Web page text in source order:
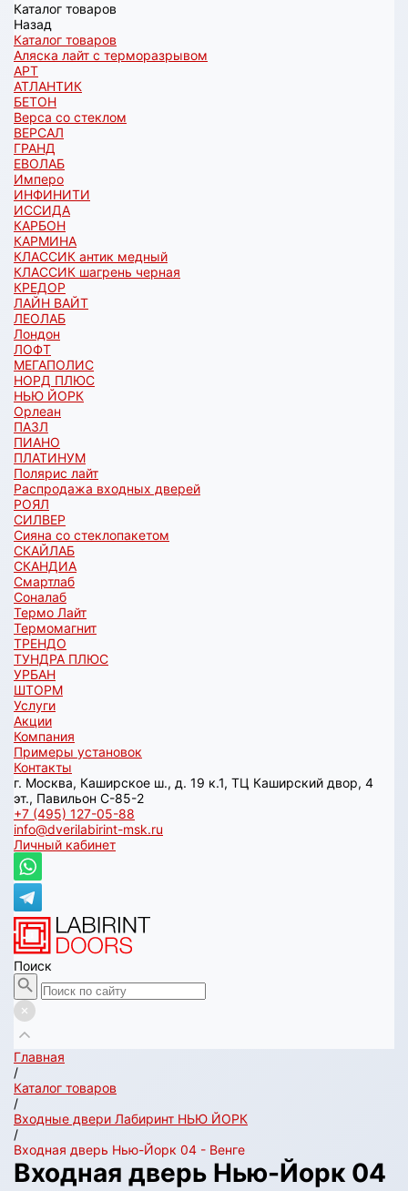
Каталог товаров
Назад
Каталог товаров
Аляска лайт с терморазрывом
АРТ
АТЛАНТИК
БЕТОН
Верса со стеклом
ВЕРСАЛ
ГРАНД
ЕВОЛАБ
Имперо
ИНФИНИТИ
ИССИДА
КАРБОН
КАРМИНА
КЛАССИК антик медный
КЛАССИК шагрень черная
КРЕДОР
ЛАЙН ВАЙТ
ЛЕОЛАБ
Лондон
ЛОФТ
МЕГАПОЛИС
НОРД ПЛЮС
НЬЮ ЙОРК
Орлеан
ПАЗЛ
ПИАНО
ПЛАТИНУМ
Полярис лайт
Распродажа входных дверей
РОЯЛ
СИЛВЕР
Сияна со стеклопакетом
СКАЙЛАБ
СКАНДИA
Смартлаб
Соналаб
Термо Лайт
Термомагнит
ТРЕНДО
ТУНДРА ПЛЮС
УРБАН
ШТОРМ
Услуги
Акции
Компания
Примеры установок
Контакты
г. Москва, Каширское ш., д. 19 к.1, ТЦ Каширский двор, 4
эт., Павильон C-85-2
+7 (495) 127-05-88‬
info@dverilabirint-msk.ru
Личный кабинет
Поиск
Главная
/
Каталог товаров
/
Входные двери Лабиринт НЬЮ ЙОРК
/
Входная дверь Нью-Йорк 04 - Венге
Входная дверь Нью-Йорк 04